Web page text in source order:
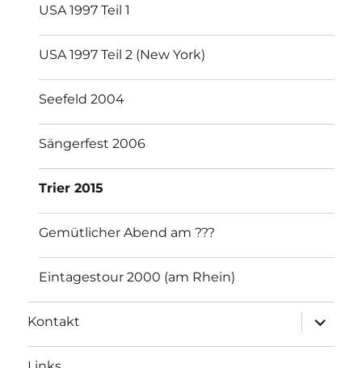
USA 1997 Teil 1
USA 1997 Teil 2 (New York)
Seefeld 2004
Sängerfest 2006
Trier 2015
Gemütlicher Abend am ???
Eintagestour 2000 (am Rhein)
Kontakt